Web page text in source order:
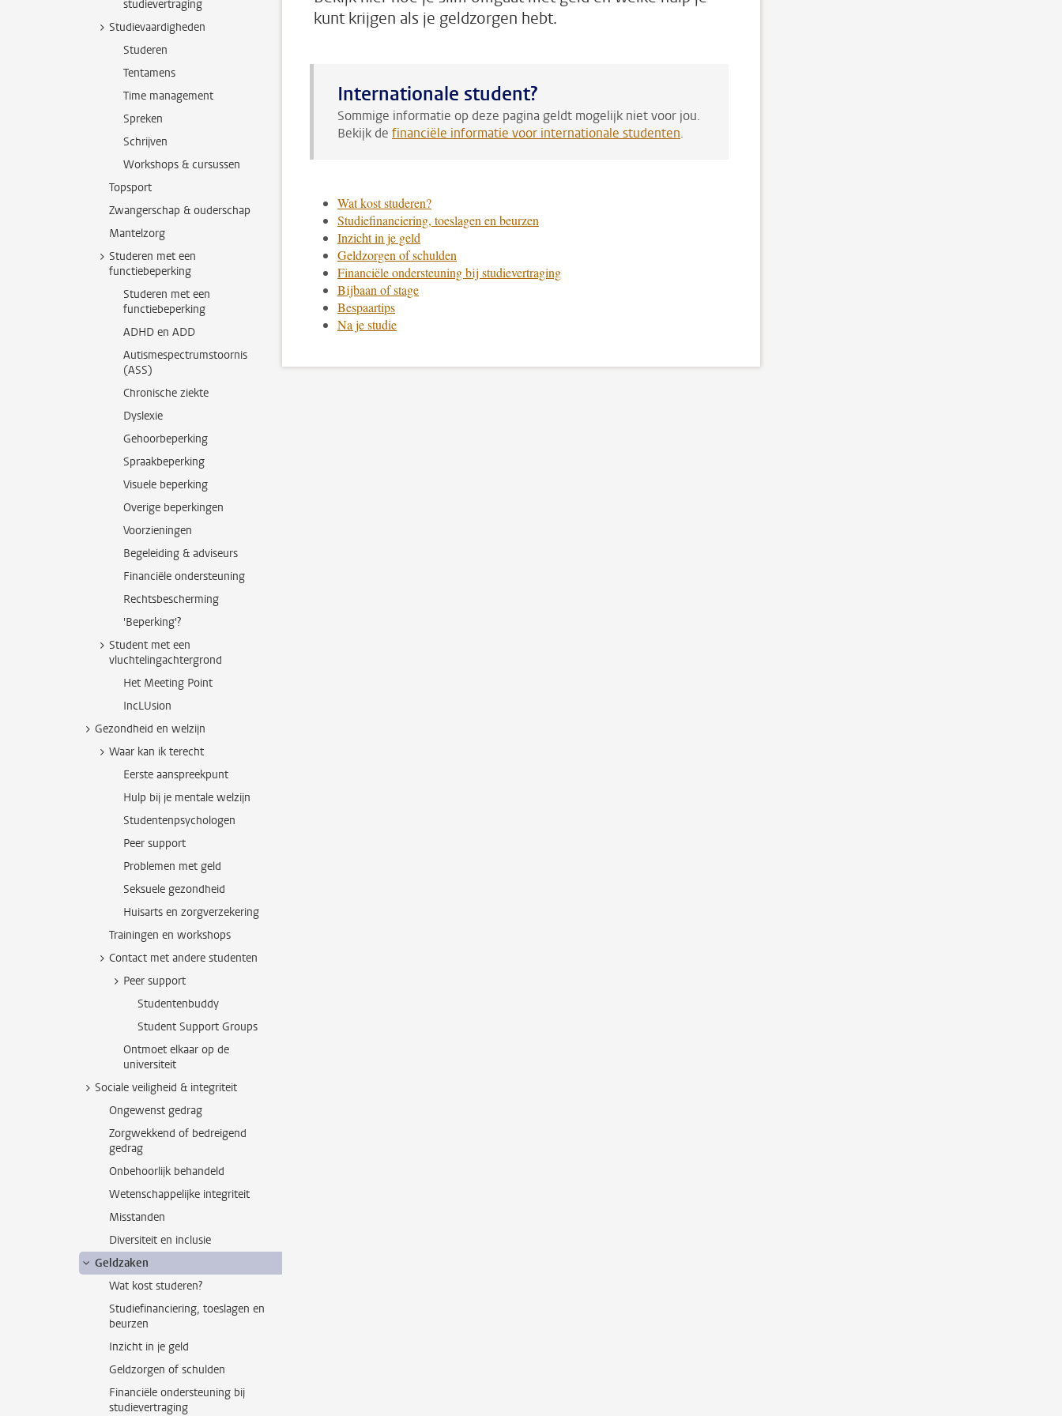
studievertraging
Studievaardigheden
Studeren
Tentamens
Time management
Spreken
Schrijven
Workshops & cursussen
Topsport
Zwangerschap & ouderschap
Mantelzorg
Studeren met een
functiebeperking
Studeren met een
functiebeperking
ADHD en ADD
Autismespectrumstoornis
(ASS)
Chronische ziekte
Dyslexie
Gehoorbeperking
Spraakbeperking
Visuele beperking
Overige beperkingen
Voorzieningen
Begeleiding & adviseurs
Financiële ondersteuning
Rechtsbescherming
'Beperking'?
Student met een
vluchtelingachtergrond
Het Meeting Point
IncLUsion
Gezondheid en welzijn
Waar kan ik terecht
Eerste aanspreekpunt
Hulp bij je mentale welzijn
Studentenpsychologen
Peer support
Problemen met geld
Seksuele gezondheid
Huisarts en zorgverzekering
Trainingen en workshops
Contact met andere studenten
Peer support
Studentenbuddy
Student Support Groups
Ontmoet elkaar op de
universiteit
Sociale veiligheid & integriteit
Ongewenst gedrag
Zorgwekkend of bedreigend
gedrag
Onbehoorlijk behandeld
Wetenschappelijke integriteit
Misstanden
Diversiteit en inclusie
Geldzaken
Wat kost studeren?
Studiefinanciering, toeslagen en
beurzen
Inzicht in je geld
Geldzorgen of schulden
Financiële ondersteuning bij
studievertraging
kunt krijgen als je geldzorgen hebt.
Internationale student?
Sommige informatie op deze pagina geldt mogelijk niet voor jou.
Bekijk de financiële informatie voor internationale studenten.
Wat kost studeren?
Studiefinanciering, toeslagen en beurzen
Inzicht in je geld
Geldzorgen of schulden
Financiële ondersteuning bij studievertraging
Bijbaan of stage
Bespaartips
Na je studie